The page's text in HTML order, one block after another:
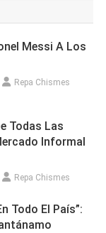
Messi A Los
Repa Chismes
Todas Las
Informal
Repa Chismes
Todo El País”: